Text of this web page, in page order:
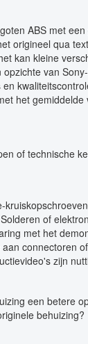
ABS met
origineel qua
kan kleine
van
het gemiddelde
of technische
of
met het
connectoren
zijn
een betere
behuizing?